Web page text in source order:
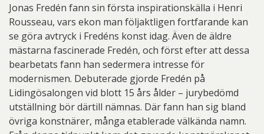
Jonas Fredén fann sin första inspirationskälla i Henri
Rousseau, vars ekon man följaktligen fortfarande kan
se göra avtryck i Fredéns konst idag. Även de äldre
mästarna fascinerade Fredén, och först efter att dessa
bearbetats fann han sedermera intresse för
modernismen. Debuterade gjorde Fredén på
Lidingösalongen vid blott 15 års ålder – jurybedömd
utställning bör därtill nämnas. Där fann han sig bland
övriga konstnärer, många etablerade välkända namn.